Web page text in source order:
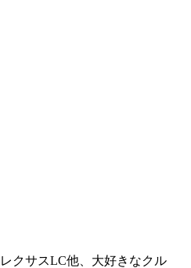
クサスLC他、大好きなクル